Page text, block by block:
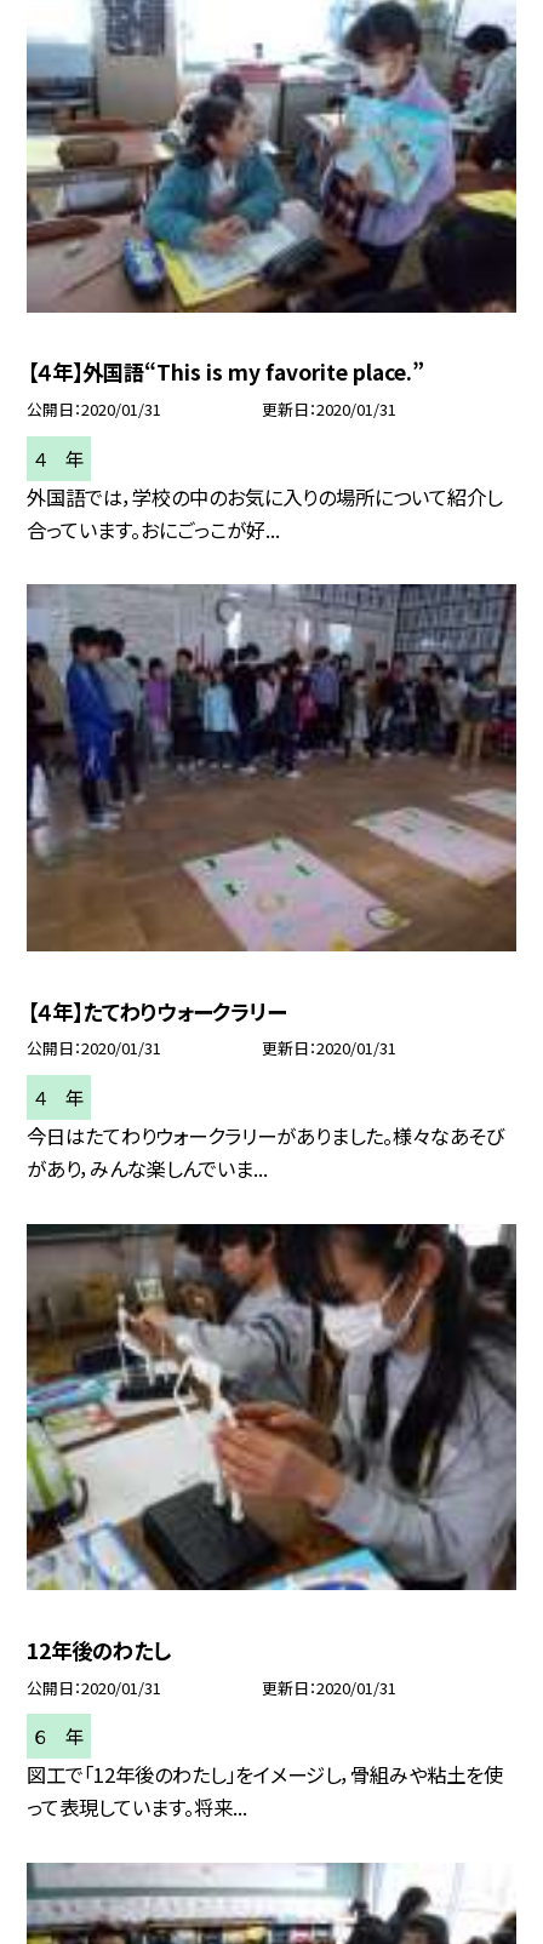
【４年】外国語“This is my favorite place.”
公開日 2020/01/31 更新日 2020/01/31
４ 年
外国語では，学校の中のお気に入りの場所について紹介し
合っています。おにごっこが好...
【４年】たてわりウォークラリー
公開日 2020/01/31 更新日 2020/01/31
４ 年
今日はたてわりウォークラリーがありました。様々なあそび
があり，みんな楽しんでいま...
12年後のわたし
公開日 2020/01/31 更新日 2020/01/31
６ 年
図工で「12年後のわたし」をイメージし，骨組みや粘土を使
って表現しています。将来...